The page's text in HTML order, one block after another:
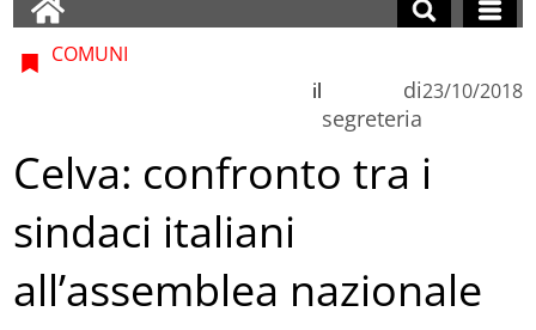
COMUNI
di
segreteria
il 23/10/2018
Celva: confronto tra i
sindaci italiani
all’assemblea nazionale